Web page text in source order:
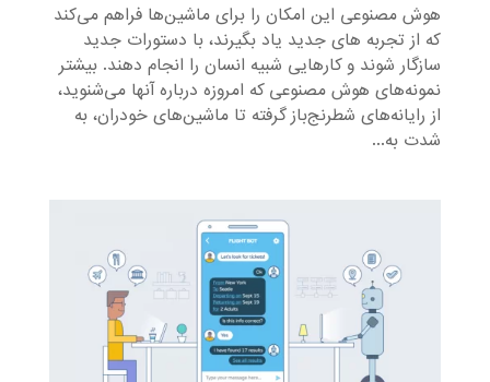
هوش مصنوعی این امکان را برای ماشین‌ها فراهم می‌کند
که از تجربه های جدید یاد بگیرند، با دستورات جدید
سازگار شوند و کارهایی شبیه انسان را انجام دهند. بیشتر
نمونه‌های هوش مصنوعی که امروزه درباره آنها می‌شنوید،
از رایانه‌های شطرنج‌باز گرفته تا ماشین‌های خودران، به
شدت به...